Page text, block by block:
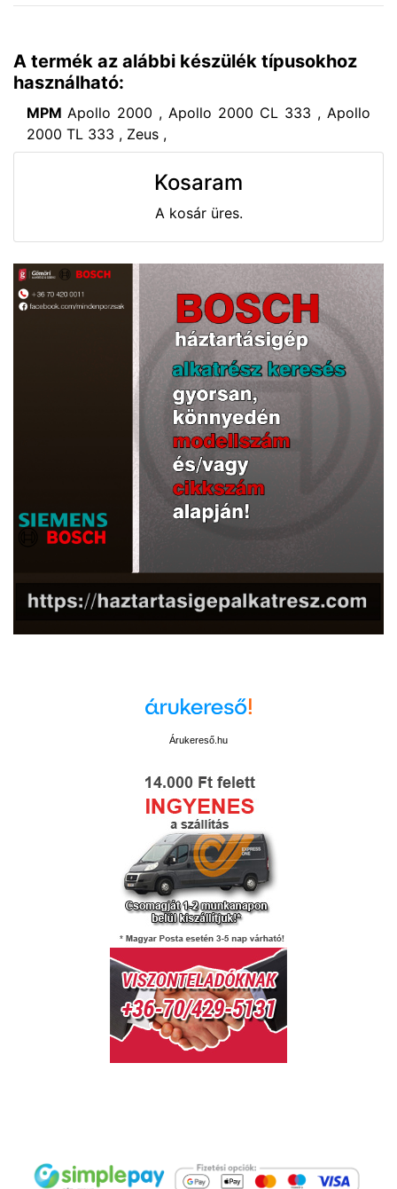
A termék az alábbi készülék típusokhoz
használható:
MPM Apollo 2000 , Apollo 2000 CL 333 , Apollo
2000 TL 333 , Zeus ,
Kosaram
A kosár üres.
Árukereső.hu